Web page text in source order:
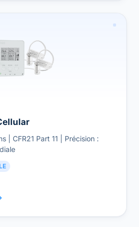
| CFR21 Part 11 | Précision :